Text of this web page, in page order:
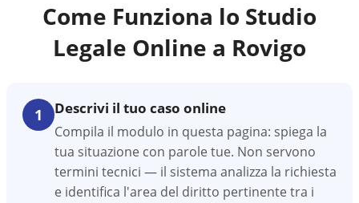
Come Funziona lo Studio
Legale Online a Rovigo
1 Descrivi il tuo caso online
Compila il modulo in questa pagina: spiega la
tua situazione con parole tue. Non servono
termini tecnici — il sistema analizza la richiesta
e identifica l'area del diritto pertinente tra i